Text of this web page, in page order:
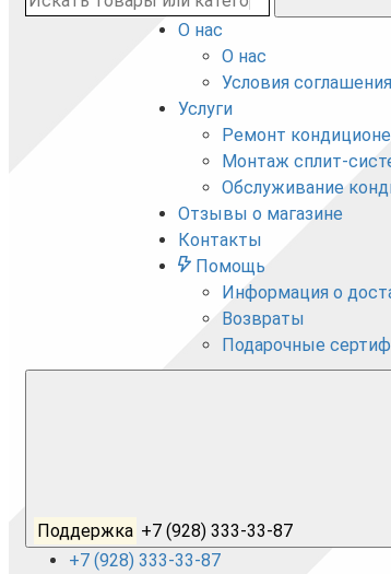
О нас
О нас
Условия соглашения
Услуги
Ремонт
Монтаж сплит-
Обслуживание
Отзывы о магазине
Контакты
Помощь
Информация о
Возвраты
Подарочные
Поддержка +7 (928) 333-33-87
+7 (928) 333-33-87